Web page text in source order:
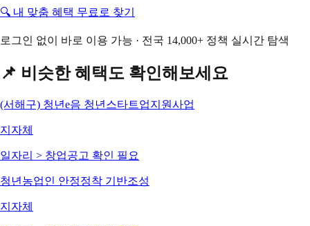
🔍 내 맞춤 혜택 무료로 찾기
로그인 없이 바로 이용 가능 · 전국 14,000+ 정책 실시간 탐색
📌 비슷한 혜택도 확인해보세요
(서해구) 청년e음 청년스타트업지원사업
지자체
일자리 > 창업공고 확인 필요
청년농업인 안정정착 기반조성
지자체